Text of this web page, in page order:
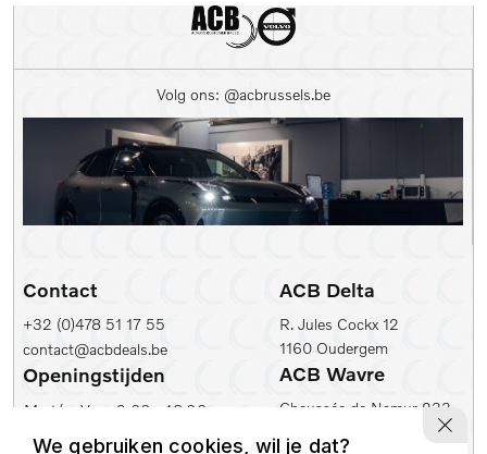
Volg ons: @acbrussels.be
Contact
+32 (0)478 51 17 55
contact@acbdeals.be
Openingstijden
Ma t/m Vr:
9.00 - 18.00
Zaterdag:
10.00 - 17.00
ACB Delta
R. Jules Cockx 12
1160 Oudergem
ACB Wavre
Chaussée de Namur 233
We gebruiken cookies, wil je dat?